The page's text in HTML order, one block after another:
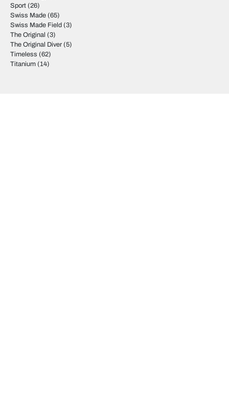
Sport (26)
Swiss Made (65)
Swiss Made Field (3)
The Original (3)
The Original Diver (5)
Timeless (62)
Titanium (14)